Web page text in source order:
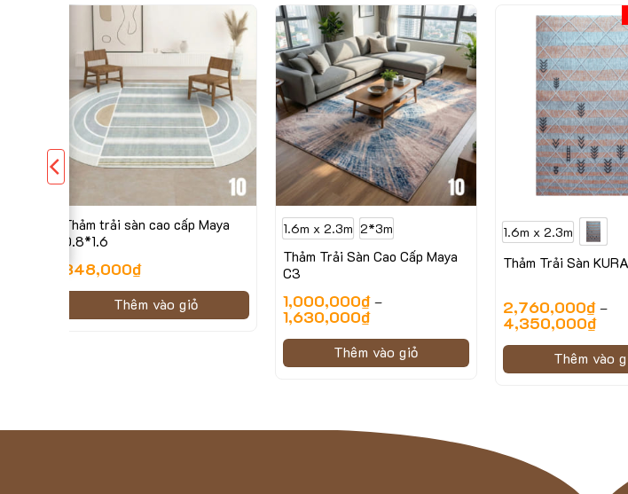
Thảm trải sàn cao cấp Maya
0.8*1.6
348,000₫
Thêm vào giỏ
1.6m x 2.3m 2*3m
Thảm Trải Sàn Cao Cấp Maya
C3
1,000,000₫–
1,630,000₫
Thêm vào giỏ
1.6m x 2.3m
Thảm Trải Sàn
2,760,000₫–
4,350,000₫
Thêm vào